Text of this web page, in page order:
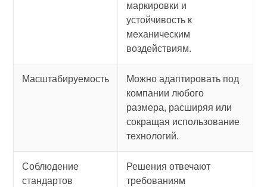
маркировки и
устойчивость к
механическим
воздействиям.
Масштабируемость
Можно адаптировать под
компании любого
размера, расширяя или
сокращая использование
технологий.
Соблюдение
стандартов
Решения отвечают
требованиям